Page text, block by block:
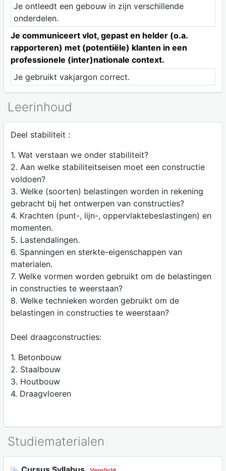
Je ontleedt een gebouw in zijn verschillende
onderdelen.
Je communiceert vlot, gepast en helder (o.a.
rapporteren) met (potentiële) klanten in een
professionele (inter)nationale context.
Je gebruikt vakjargon correct.
Leerinhoud
Deel stabiliteit :
1. Wat verstaan we onder stabiliteit?
2. Aan welke stabiliteitseisen moet een constructie
voldoen?
3. Welke (soorten) belastingen worden in rekening
gebracht bij het ontwerpen van constructies?
4. Krachten (punt-, lijn-, oppervlaktebeslastingen) en
momenten.
5. Lastendalingen.
6. Spanningen en sterkte-eigenschappen van
materialen.
7. Welke vormen worden gebruikt om de belastingen
in constructies te weerstaan?
8. Welke technieken worden gebruikt om de
belastingen in constructies te weerstaan?
Deel draagconstructies:
1. Betonbouw
2. Staalbouw
3. Houtbouw
4. Draagvloeren
Studiematerialen